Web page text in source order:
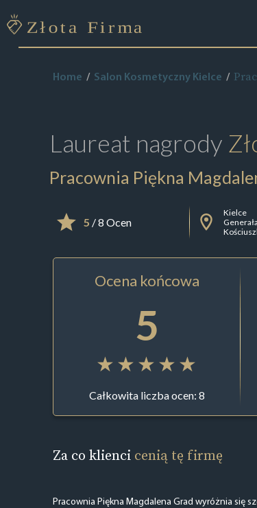
Home Salon Kosmetyczny Kielce
Laureat nagrody
Pracownia Piękna
5 / 8 Ocen
Kielce
Ocena końcowa
5
Całkowita liczba ocen: 8
Za co klienci cenią tę firmę
Pracownia Piękna Magdalena Grad wyróżnia się